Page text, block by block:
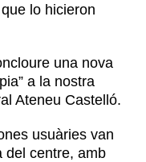
lo hicieron
una nova
a la nostra
Ateneu Castelló.
usuàries van
del centre, amb